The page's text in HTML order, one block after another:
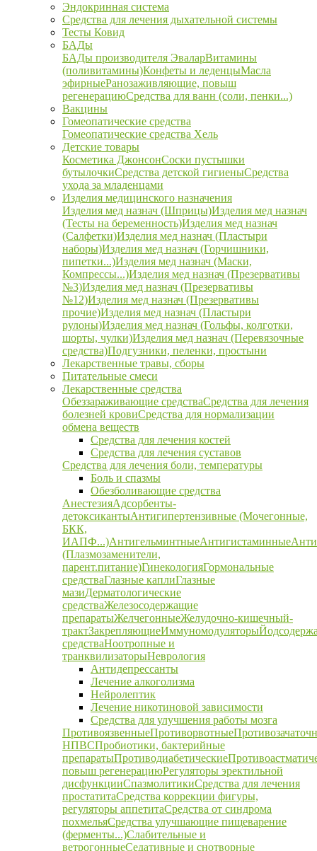
Эндокринная система
Средства для лечения дыхательной системы
Тесты Ковид
БАДы
БАДы производителя ЭваларВитамины
(поливитамины)Конфеты и леденцыМасла
эфирныеРанозаживляющие, повыш
регенерациюСредства для ванн (соли, пенки...)
Вакцины
Гомеопатические средства
Гомеопатические средства Хель
Детские товары
Косметика ДжонсонСоски пустышки
бутылочкиСредства детской гигиеныСредства
ухода за младенцами
Изделия медицинского назначения
Изделия мед назнач (Шприцы)Изделия мед назнач
(Тесты на беременность)Изделия мед назнач
(Салфетки)Изделия мед назнач (Пластыри
наборы)Изделия мед назнач (Горчишники,
пипетки...)Изделия мед назнач (Маски,
Компрессы...)Изделия мед назнач (Презервативы
№3)Изделия мед назнач (Презервативы
№12)Изделия мед назнач (Презервативы
прочие)Изделия мед назнач (Пластыри
рулоны)Изделия мед назнач (Гольфы, колготки,
шорты, чулки)Изделия мед назнач (Перевязочные
средства)Подгузники, пеленки, простыни
Лекарственные травы, сборы
Питательные смеси
Лекарственные средства
Обеззараживающие средстваСредства для лечения
болезней кровиСредства для нормализации
обмена веществ
Средства для лечения костей
Средства для лечения суставов
Средства для лечения боли, температуры
Боль и спазмы
Обезболивающие средства
АнестезияАдсорбенты-
детоксикантыАнтигипертензивные (Мочегонные,
БКК,
ИАПФ...)АнтигельминтныеАнтигистаминные
(Плазмозаменители,
парент.питание)ГинекологияГормональные
средстваГлазные каплиГлазные
мазиДерматологические
средстваЖелезосодержащие
препаратыЖелчегонныеЖелудочно-кишечный-
трактЗакрепляющиеИммуномодуляторы
средстваНоотропные и
транквилизаторыНеврология
Антидепрессанты
Лечение алкоголизма
Нейролептик
Лечение никотиновой зависимости
Средства для улучшения работы мозга
ПротивоязвенныеПротиворвотные
НПВСПробиотики, бактерийные
препаратыПротиводиабетические
повыш регенерациюРегуляторы эректильной
дисфункцииСпазмолитикиСредства для лечения
простатитаСредства коррекции фигуры,
регуляторы аппетитаСредства от синдрома
похмельяСредства улучшающие пищеварение
(ферменты...)Слабительные и
ветрогонныеСедативные и снотворные